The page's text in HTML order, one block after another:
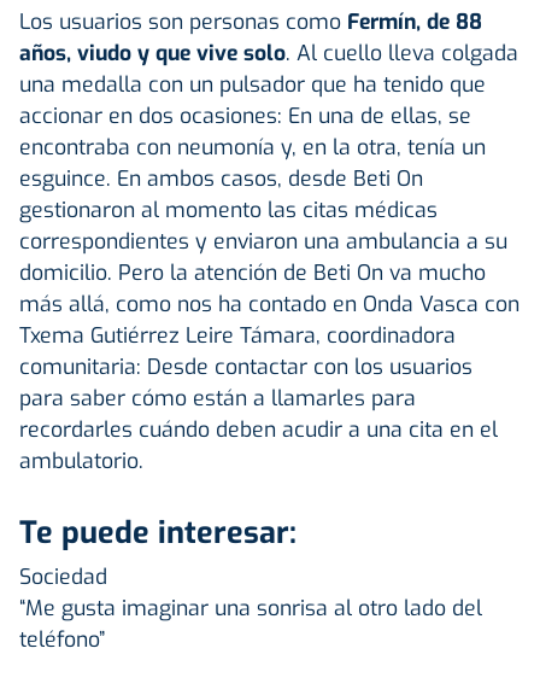
Los usuarios son personas como Fermín, de 88
años, viudo y que vive solo. Al cuello lleva colgada
una medalla con un pulsador que ha tenido que
accionar en dos ocasiones: En una de ellas, se
encontraba con neumonía y, en la otra, tenía un
esguince. En ambos casos, desde Beti On
gestionaron al momento las citas médicas
correspondientes y enviaron una ambulancia a su
domicilio. Pero la atención de Beti On va mucho
más allá, como nos ha contado en Onda Vasca con
Txema Gutiérrez Leire Támara, coordinadora
comunitaria: Desde contactar con los usuarios
para saber cómo están a llamarles para
recordarles cuándo deben acudir a una cita en el
ambulatorio.
Te puede interesar:
Sociedad
“Me gusta imaginar una sonrisa al otro lado del
teléfono”